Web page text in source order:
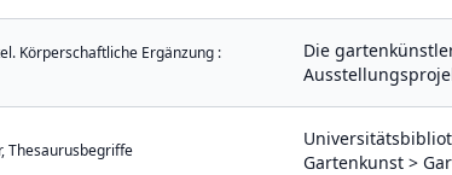
Körperschaftliche Ergänzung :
Die
Thesaurusbegriffe
Gartenkunst >